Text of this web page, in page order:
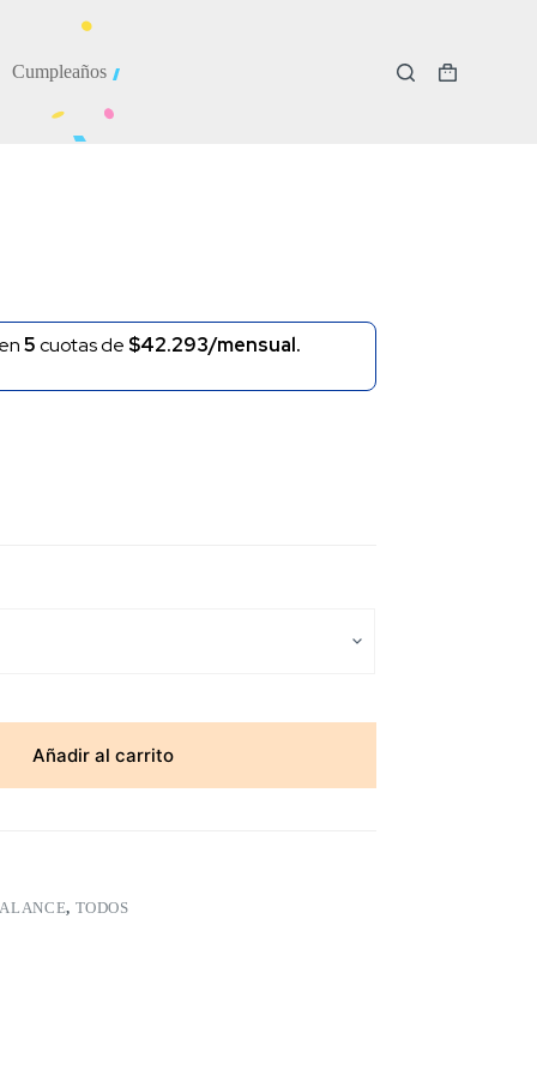
Cumpleaños
Carro
5cuotas de $42.293/mensual.
Añadir al carrito
, TODOS